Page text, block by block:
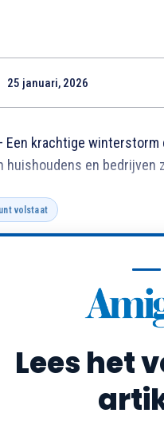
25 januari, 2026
Een krachtige
huishoudens en
volstaat
Lees het